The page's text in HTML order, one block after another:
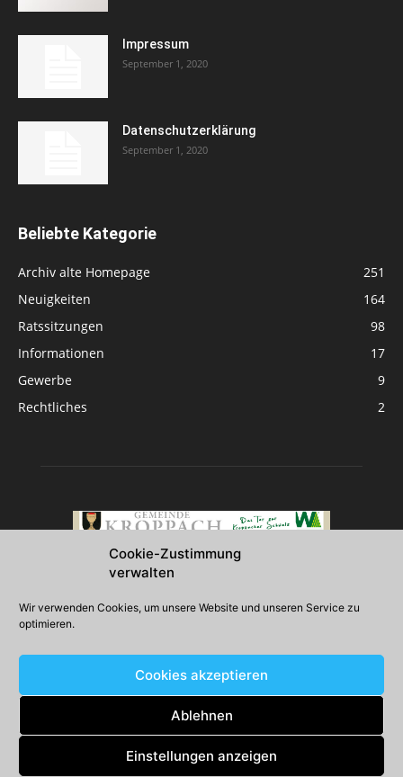
Cookie-Zustimmung
verwalten
Wir verwenden Cookies, um unsere Website und unseren Service zu
optimieren.
Cookies akzeptieren
Ablehnen
Einstellungen anzeigen
Impressum
September 1, 2020
Datenschutzerklärung
September 1, 2020
Beliebte Kategorie
Archiv alte Homepage
251
Neuigkeiten
164
Ratssitzungen
98
Informationen
17
Gewerbe
9
Rechtliches
2